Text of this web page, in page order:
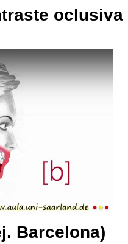
oclusiva
Barcelona)